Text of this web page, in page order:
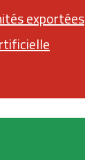
exportées